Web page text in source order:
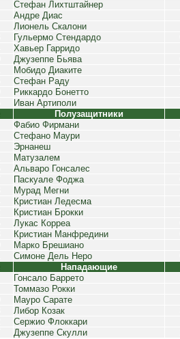
Стефан Лихтштайнер
Андре Диас
Лионель Скалони
Гульермо Стендардо
Хавьер Гарридо
Джузеппе Бьява
Мобидо Диаките
Стефан Раду
Риккардо Бонетто
Иван Артиполи
Полузащитники
Фабио Фирмани
Стефано Маури
Эрнанеш
Матузалем
Альваро Гонсалес
Паскуале Фоджа
Мурад Мегни
Кристиан Ледесма
Кристиан Брокки
Лукас Корреа
Кристиан Манфредини
Марко Брешиано
Симоне Дель Неро
Нападающие
Гонсало Баррето
Томмазо Рокки
Мауро Сарате
Либор Козак
Сержио Флоккари
Джузеппе Скулли